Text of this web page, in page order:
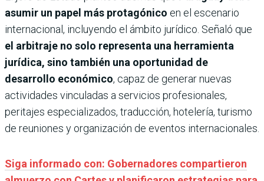
asumir un papel más protagónico en el escenario
internacional, incluyendo el ámbito jurídico. Señaló que
el arbitraje no solo representa una herramienta
jurídica, sino también una oportunidad de
desarrollo económico, capaz de generar nuevas
actividades vinculadas a servicios profesionales,
peritajes especializados, traducción, hotelería, turismo
de reuniones y organización de eventos internacionales.
Siga informado con: Gobernadores compartieron